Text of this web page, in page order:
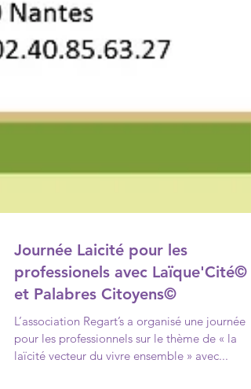
Journée Laicité pour les
professionels avec Laïque'Cité©
et Palabres Citoyens©